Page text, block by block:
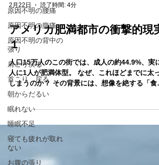
原因不明の腰痛
原因不明の腹痛
原因不明の背中の
張り
肩こり戻る
首こり 戻る
朝からだるい
眠れない
睡眠不足
寝ても疲れが取れ
ない
お腹の張り
2月22日 読了時間: 4分
アメリカ肥満都市の衝撃的現実
１
人口15万人のこの街では、成人の約44.9%、実
人に1人が肥満体型。 なぜ、これほどまでに太って
しまうのか？ その背景には、想像を絶する「食の
環境」と「社会の罠」がありました。 朝から砂糖
日本人には想像がつかないほど高カロリーです。